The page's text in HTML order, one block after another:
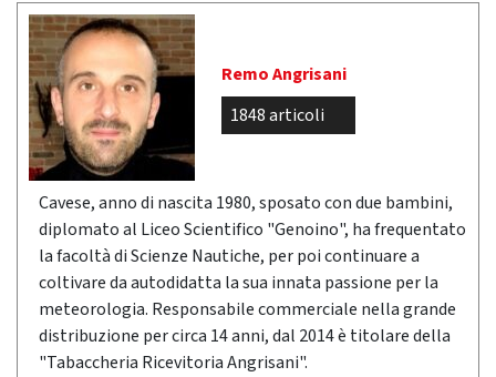
Remo Angrisani
1848 articoli
Cavese, anno di nascita 1980, sposato con due bambini,
diplomato al Liceo Scientifico "Genoino", ha frequentato
la facoltà di Scienze Nautiche, per poi continuare a
coltivare da autodidatta la sua innata passione per la
meteorologia. Responsabile commerciale nella grande
distribuzione per circa 14 anni, dal 2014 è titolare della
"Tabaccheria Ricevitoria Angrisani".